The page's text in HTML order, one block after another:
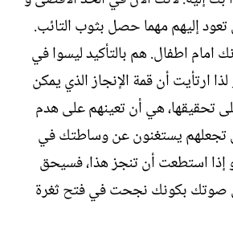
تعود إليهم مهما حصل بثوب التائب.
اطفال. هم بالتأكيد ليسوا في
ارتأيت أن قمة الإنجاز الذي يمكن
تحقيقها، هي أن تعينهم على هدم
تجعلهم يستغنون عن وساطتك في
إذا استطعت أن تنجز هذا، فسيحق
صوتك بكونك نجحت في فتح ثغرة